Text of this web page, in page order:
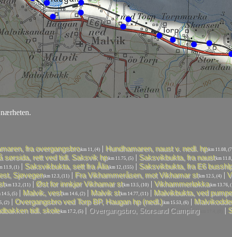
fra overgangsbrokm 11, (4) | Hundhamaren, naust v. nedl. hpkm 11.08,
sørsida, rett ved tidl. Saksvik hpkm 11.75, (5) | Saksvikbukta, fra naustkm
11.9, (1) | Saksvikbukta, sett fra Åliakm 12, (155) | Saksvikbukta, fra E6
Sjøvegenkm 12.3, (11) | Fra Vikhammeråsen, mot Vikhamar stkm 12.5, (4) |
km 13.2, (11) | Øst for innkjør Vikhamar stkm 13.5, (10) | Vikhammerløkkakm 13.76,
14.5, (5) | Malvik, vestkm 14.6, (2) | Malvik stkm 14.77, (11) | Malvikbukta, ved
(2) | Overgangsbro ved Torp BP, Haugan hp (nedl.)km 15.53, (6) |
tidl. skolekm 17.2, (5) | Overgangsbro, Storsand Campingkm 17.4, (0) |